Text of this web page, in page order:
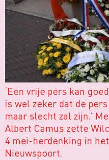
‘Een vrije pers kan
is wel zeker dat de
maar slecht zal zijn.’
Albert Camus zette
4 mei-herdenking in
Nieuwspoort.